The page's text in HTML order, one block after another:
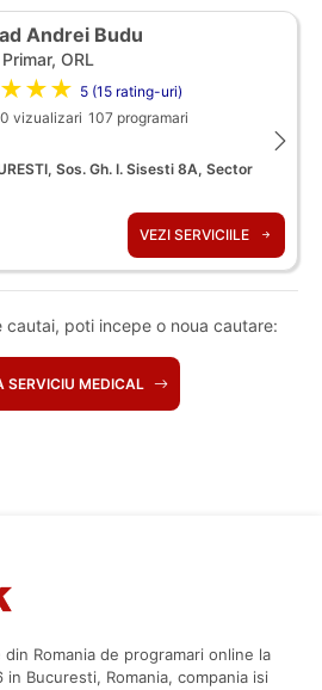
Andrei Budu
ORL
5 (15 rating-uri)
vizualizari 107 programari
Sos. Gh. I. Sisesti 8A, Sector
VEZI SERVICIILE
cautai, poti incepe o noua cautare:
SERVICIU MEDICAL
Romania de programari online la
Bucuresti, Romania, compania isi